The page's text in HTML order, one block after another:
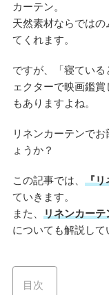
カーテン。
天然素材ならでは
てくれます。
ですが、「寝てい
ェクターで映画鑑
もありますよね。
リネンカーテンで
ょうか？
この記事では、 『リ
ていきます。
また、 リネンカーテ
についても解説して
目次